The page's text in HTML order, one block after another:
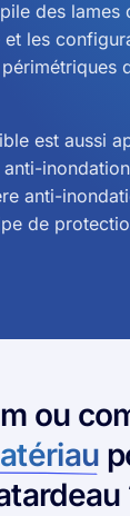
des lames
les
est aussi
anti-
de
ou